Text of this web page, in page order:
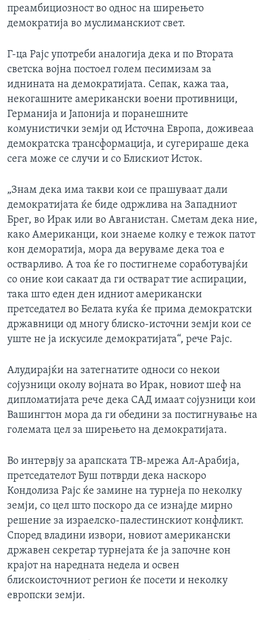
преамбициозност во однос на ширењето
демократија во муслиманскиот свет.
Г-ца Рајс употреби аналогија дека и по Втората
светска војна постоел голем песимизам за
иднината на демократијата. Сепак, кажа таа,
некогашните американски воени противници,
Германија и Јапонија и поранешните
комунистички земји од Источна Европа, доживеаа
демократска трансформација, и сугерираше дека
сега може се случи и со Блискиот Исток.
„Знам дека има такви кои се прашуваат дали
демократијата ќе биде одржлива на Западниот
Брег, во Ирак или во Авганистан. Сметам дека ние,
како Американци, кои знаеме колку е тежок патот
кон деморатија, мора да веруваме дека тоа е
остварливо. А тоа ќе го постигнеме соработувајќи
со оние кои сакаат да ги остварат тие аспирации,
така што еден ден идниот американски
претседател во Белата куќа ќе прима демократски
државници од многу блиско-источни земји кои се
уште не ја искусиле демократијата“, рече Рајс.
Алудирајќи на затегнатите односи со некои
сојузници околу војната во Ирак, новиот шеф на
дипломатијата рече дека САД имаат сојузници кои
Вашингтон мора да ги обедини за постигнување на
големата цел за ширењето на демократијата.
Во интервју за арапската ТВ-мрежа Ал-Арабија,
претседателот Буш потврди дека наскоро
Кондолиза Рајс ќе замине на турнеја по неколку
земји, со цел што поскоро да се изнајде мирно
решение за израелско-палестинскиот конфликт.
Според владини извори, новиот американски
државен секретар турнејата ќе ја започне кон
крајот на наредната недела и освен
блискоисточниот регион ќе посети и неколку
европски земји.